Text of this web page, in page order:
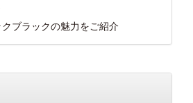
ブラックの魅力をご紹介